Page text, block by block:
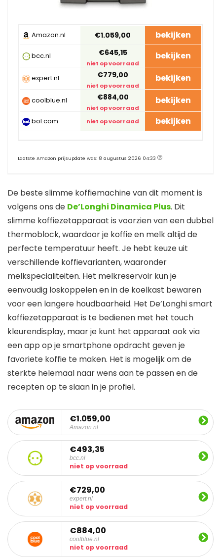
Amazon.nl €1.059,00 bekijken
bcc.nl €645,15
niet op voorraad
bekijken
expert.nl €779,00
niet op voorraad
bekijken
coolblue.nl €884,00
niet op voorraad
bekijken
bol.com niet op voorraad bekijken
Laatste Amazon prijsupdate was: 8 augustus 2026 04:33
De beste slimme koffiemachine van dit moment is
volgens ons de De’Longhi Dinamica Plus. Dit
slimme koffiezetapparaat is voorzien van een dubbel
thermoblock, waardoor je koffie en melk altijd de
perfecte temperatuur heeft. Je hebt keuze uit
verschillende koffievarianten, waaronder
melkspecialiteiten. Het melkreservoir kun je
eenvoudig loskoppelen en in de koelkast bewaren
voor een langere houdbaarheid. Het De’Longhi smart
koffiezetapparaat is te bedienen met het touch
kleurendisplay, maar je kunt het apparaat ook via
een app op je smartphone opdracht geven je
favoriete koffie te maken. Het is mogelijk om de
sterkte helemaal naar wens aan te passen en de
recepten op te slaan in je profiel.
€1.059,00
Amazon.nl
€493,35
bcc.nl
niet op voorraad
€729,00
expert.nl
niet op voorraad
€884,00
coolblue.nl
niet op voorraad